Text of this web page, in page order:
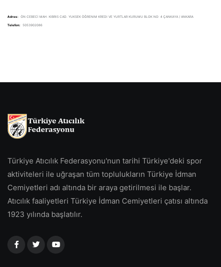
Adres: ÖN CEBECİ MAH. KIBRIS CAD. YUKSEK ÖĞRENIM KREDI VE YURTLAR KURUMU BLOK NO: 4 ÇANKAYA / ANKARA
Telefon: 5053902086
Türkiye Atıcılık Federasyonu'nun tarihi Türkiye'deki spor
aktiviteleri ile uğraşan tüm toplulukların Türkiye İdman
Cemiyetleri adı altında bir araya getirilmesi ile başlar.
Atıcılık faaliyetleri Türkiye İdman Cemiyetleri çatısı altında
1923 yılında başlatılır.